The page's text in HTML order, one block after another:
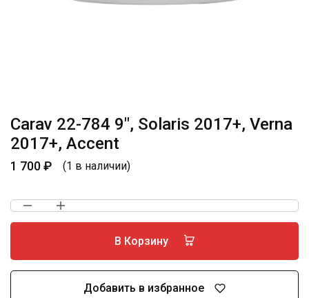
Carav 22-784 9″, Solaris 2017+, Verna
2017+, Accent
1 700₽ (1 в наличии)
В Корзину
Добавить в избранное